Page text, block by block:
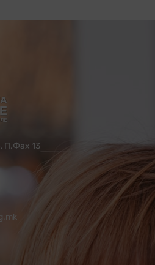
П.Фах 13